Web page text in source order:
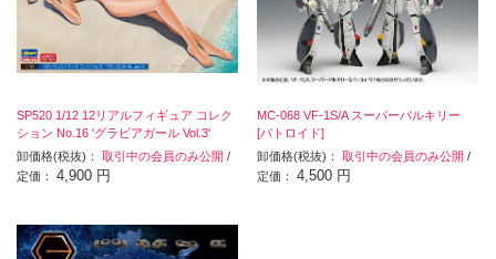
SP520 1/12 12リアルフィギュア コレク
ション No.16 'グラビアガール Vol.3'
卸価格(税抜)： 取引中の会員のみ公開 /
定価： 4,900 円
MC-068 VF-1S/A スーパーバルキリー
[バトロイド]
卸価格(税抜)：取引中の会員のみ公開 /
定価：4,500 円